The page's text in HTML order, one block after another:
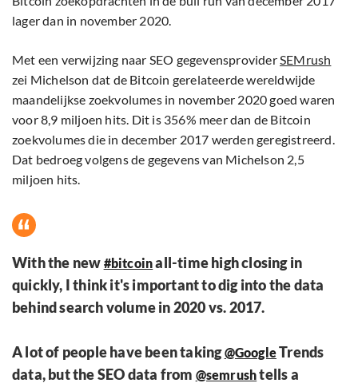
lager dan in november 2020.
Met een verwijzing naar SEO gegevensproviderSEMrush
zei Michelson dat de Bitcoin gerelateerde wereldwijde
maandelijkse zoekvolumes in november 2020 goed waren
voor 8,9 miljoen hits. Dit is 356% meer dan de Bitcoin
zoekvolumes die in december 2017 werden geregistreerd.
Dat bedroeg volgens de gegevens van Michelson 2,5
miljoen hits.
With the new #bitcoinall-time high closing in
quickly, I think it's important to dig into the data
behind search volume in 2020 vs. 2017.
A lot of people have been taking@GoogleTrends
data, but the SEO data from @semrushtells a